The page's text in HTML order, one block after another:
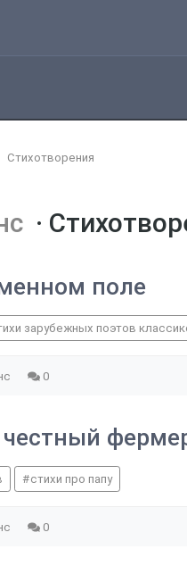
Стихотворения
·
поле
зарубежных поэтов
0
стихи про папу
0